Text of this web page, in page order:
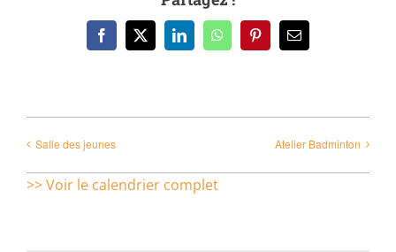
Facebook
X LinkedInWhatsAppPinterestEmail
Salle des jeunes Atelier Badminton
>> Voir le calendrier complet